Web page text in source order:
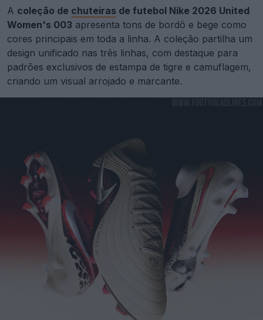
A coleção de chuteiras de futebol Nike 2026 United
Women's 003 apresenta tons de bordô e bege como
cores principais em toda a linha. A coleção partilha um
design unificado nas três linhas, com destaque para
padrões exclusivos de estampa de tigre e camuflagem,
criando um visual arrojado e marcante.